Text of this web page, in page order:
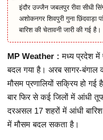
इंदौर उज्जैन जबलपुर रीवा सीधी
अशोकनगर शिवपुरी गुना छिंदवाड़ा
बारिश की चेतावनी जारी की गई है।
MP Weather :मध्य प्रदेश में
बदल गया है। अरब सागर-बंगाल
मौसम प्रणालियों सक्रिय हो
बार फिर से कई जिलों में आंधी
दरअसल 17 शहरों में आंधी
में मौसम बदल सकता है।